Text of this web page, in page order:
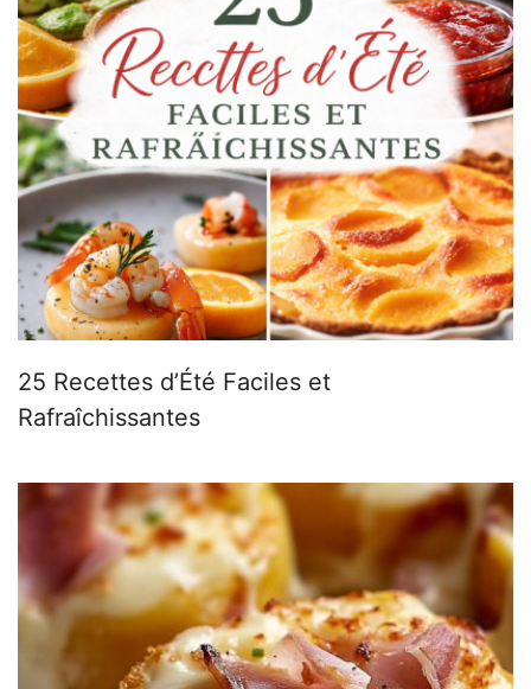
25 Recettes d’Été Faciles et
Rafraîchissantes